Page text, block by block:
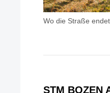
Wo die Straße
STM BOZEN